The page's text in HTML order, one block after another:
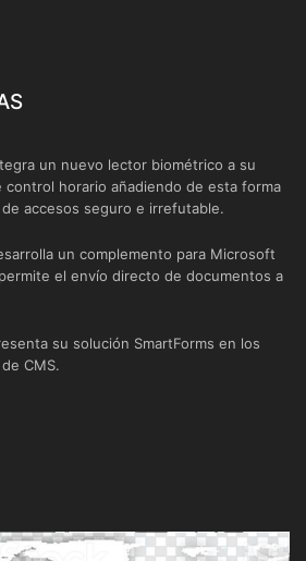
un nuevo lector biométrico a su
control horario añadiendo de esta forma
accesos seguro e irrefutable.
un complemento para Microsoft
el envío directo de documentos a
su solución SmartForms en los
CMS.